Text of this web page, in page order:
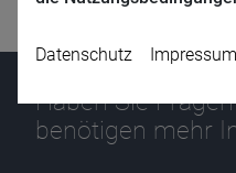
Haben Sie
benötigen mehr
Datenschutz Impressum